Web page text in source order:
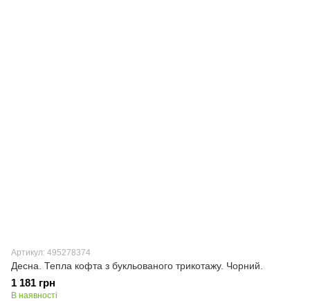
Артикул: 495278374
Десна. Тепла кофта з букльованого трикотажу. Чорний.
1 181 грн
В наявності